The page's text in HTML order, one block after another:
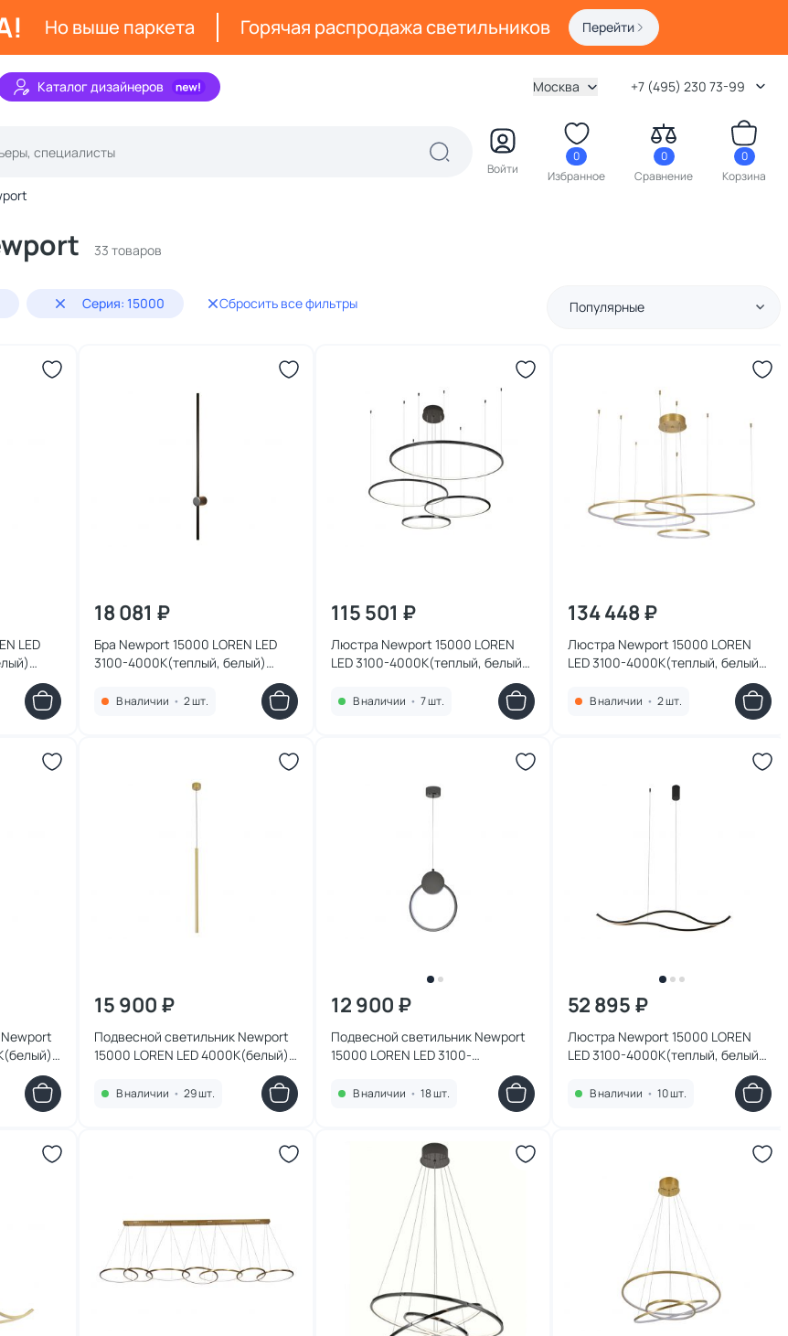
Но выше паркета Горячая распродажа светильников Перейти
Каталог дизайнеров Москва +7 (495) 230 73-99
Войти
0
Избранное
0
Сравнение
0
Корзина
33 товаров
Серия: 15000 Сбросить все фильтры Популярные
LED
18 081 ₽
Бра Newport 15000 LOREN LED
3100-4000К(теплый, белый)
В наличии • 2 шт.
115 501 ₽
Люстра Newport 15000 LOREN
LED 3100-4000К(теплый, белый)
В наличии • 7 шт.
134 448 ₽
Люстра Newport 15000 LOREN
LED 3100-4000К(теплый, белый)
В наличии • 2 шт.
15 900 ₽
Подвесной светильник Newport
15000 LOREN LED 4000K(белый)
В наличии • 29 шт.
12 900 ₽
Подвесной светильник Newport
15000 LOREN LED 3100-
15106N/S black glossy
В наличии • 18 шт.
52 895 ₽
Люстра Newport 15000 LOREN
LED 3100-4000К(теплый, белый)
В наличии • 10 шт.